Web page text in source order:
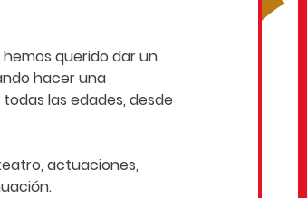
hemos querido dar un
hacer una
las edades, desde
actuaciones,